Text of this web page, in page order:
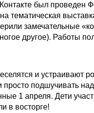
был проведен
тематическая
замечательные
другое). Работы
и устраивают
просто подшучивать
1 апреля. Дети
в восторге!